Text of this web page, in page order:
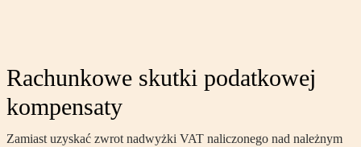
Rachunkowe skutki podatkowej
kompensaty
Zamiast uzyskać zwrot nadwyżki VAT naliczonego nad należnym